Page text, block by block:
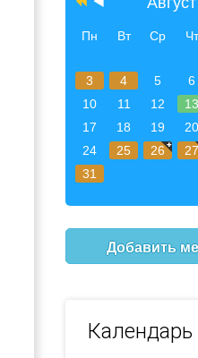
Пн Вт Ср Чт
3
4 5 6
10 11 12 13
17
18 19 20
24
25 26 27
31
Добавить